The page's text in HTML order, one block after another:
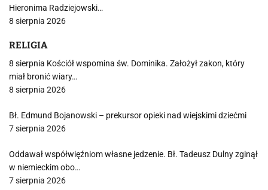
Hieronima Radziejowski…
8 sierpnia 2026
RELIGIA
8 sierpnia Kościół wspomina św. Dominika. Założył zakon, który
miał bronić wiary…
8 sierpnia 2026
Bł. Edmund Bojanowski – prekursor opieki nad wiejskimi dziećmi
7 sierpnia 2026
Oddawał współwięźniom własne jedzenie. Bł. Tadeusz Dulny zginął
w niemieckim obo…
7 sierpnia 2026